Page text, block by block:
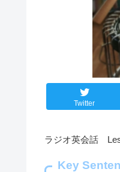
Twitter
ラジオ英会話
Key